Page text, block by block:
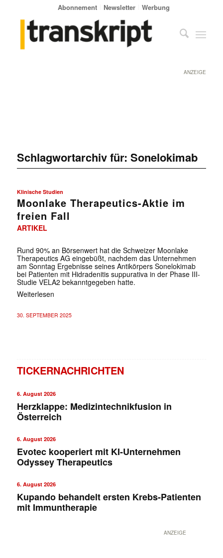
Abonnement Newsletter Werbung
ANZEIGE
Schlagwortarchiv für: Sonelokimab
Klinische Studien
Moonlake Therapeutics-Aktie im
freien Fall
ARTIKEL
Rund 90% an Börsenwert hat die Schweizer Moonlake
Therapeutics AG eingebüßt, nachdem das Unternehmen
am Sonntag Ergebnisse seines Antikörpers Sonelokimab
bei Patienten mit Hidradenitis suppurativa in der Phase III-
Studie VELA2 bekanntgegeben hatte.
Weiterlesen
30. SEPTEMBER 2025
TICKERNACHRICHTEN
6. August 2026
Herzklappe: Medizintechnikfusion in
Österreich
6. August 2026
Evotec kooperiert mit KI-Unternehmen
Odyssey Therapeutics
6. August 2026
Kupando behandelt ersten Krebs-Patienten
mit Immuntherapie
ANZEIGE